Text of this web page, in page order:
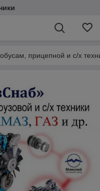
прицепной и с/х